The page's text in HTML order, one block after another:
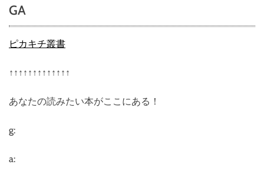
GA
ピカキチ叢書
↑↑↑↑↑↑↑↑↑↑↑↑↑
あなたの読みたい本がここにある！
g:
a: